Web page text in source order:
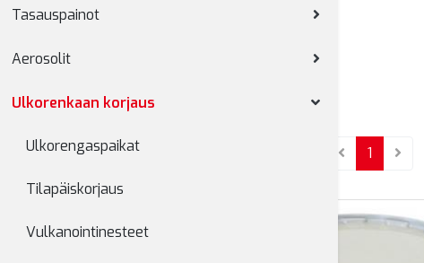
1
Tasauspainot
Aerosolit
Ulkorenkaan korjaus
Ulkorengaspaikat
Tilapäiskorjaus
Vulkanointinesteet